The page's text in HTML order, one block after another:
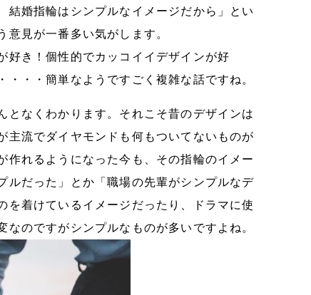
結婚指輪はシンプルなイメージだから」とい
意見が一番多い気がします。
好き！個性的でカッコイイデザインが好
・・簡単なようですごく複雑な話ですね。
となくわかります。それこそ昔のデザインは
主流でダイヤモンドも何もついてないものが
作れるようになった今も、その指輪のイメー
ルだった」とか「職場の先輩がシンプルなデ
を着けているイメージだったり、ドラマに使
のですがシンプルなものが多いですよね。